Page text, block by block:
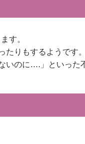
す。
りもするようです。
いのに….」といった